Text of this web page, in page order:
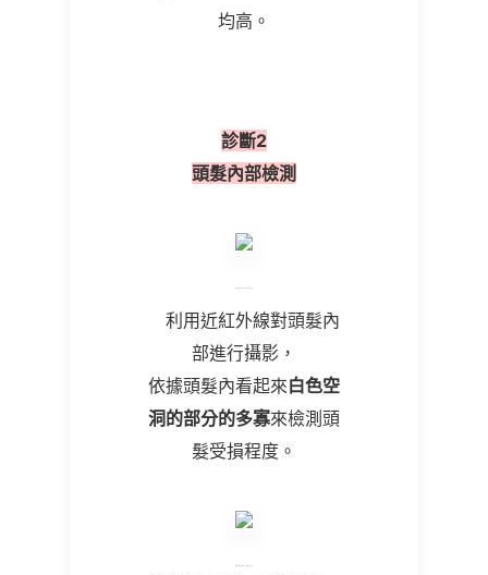
均高。
診斷2
頭髮內部檢測
利用近紅外線對頭髮內
部進行攝影，
依據頭髮內看起來白色空
洞的部分的多寡來檢測頭
髮受損程度。